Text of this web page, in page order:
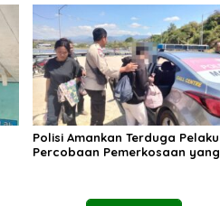
Polisi Amankan Terduga Pelaku
Percobaan Pemerkosaan yang